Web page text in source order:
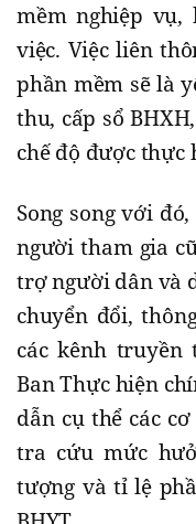
mềm nghiệp
việc. Việc liên
phần mềm sẽ là
thu, cấp sổ
chế độ được thực
Song song với
người tham gia
trợ người dân và
chuyển đổi,
các kênh truyền
Ban Thực hiện
dẫn cụ thể các
tra cứu mức
tượng và tỉ lệ